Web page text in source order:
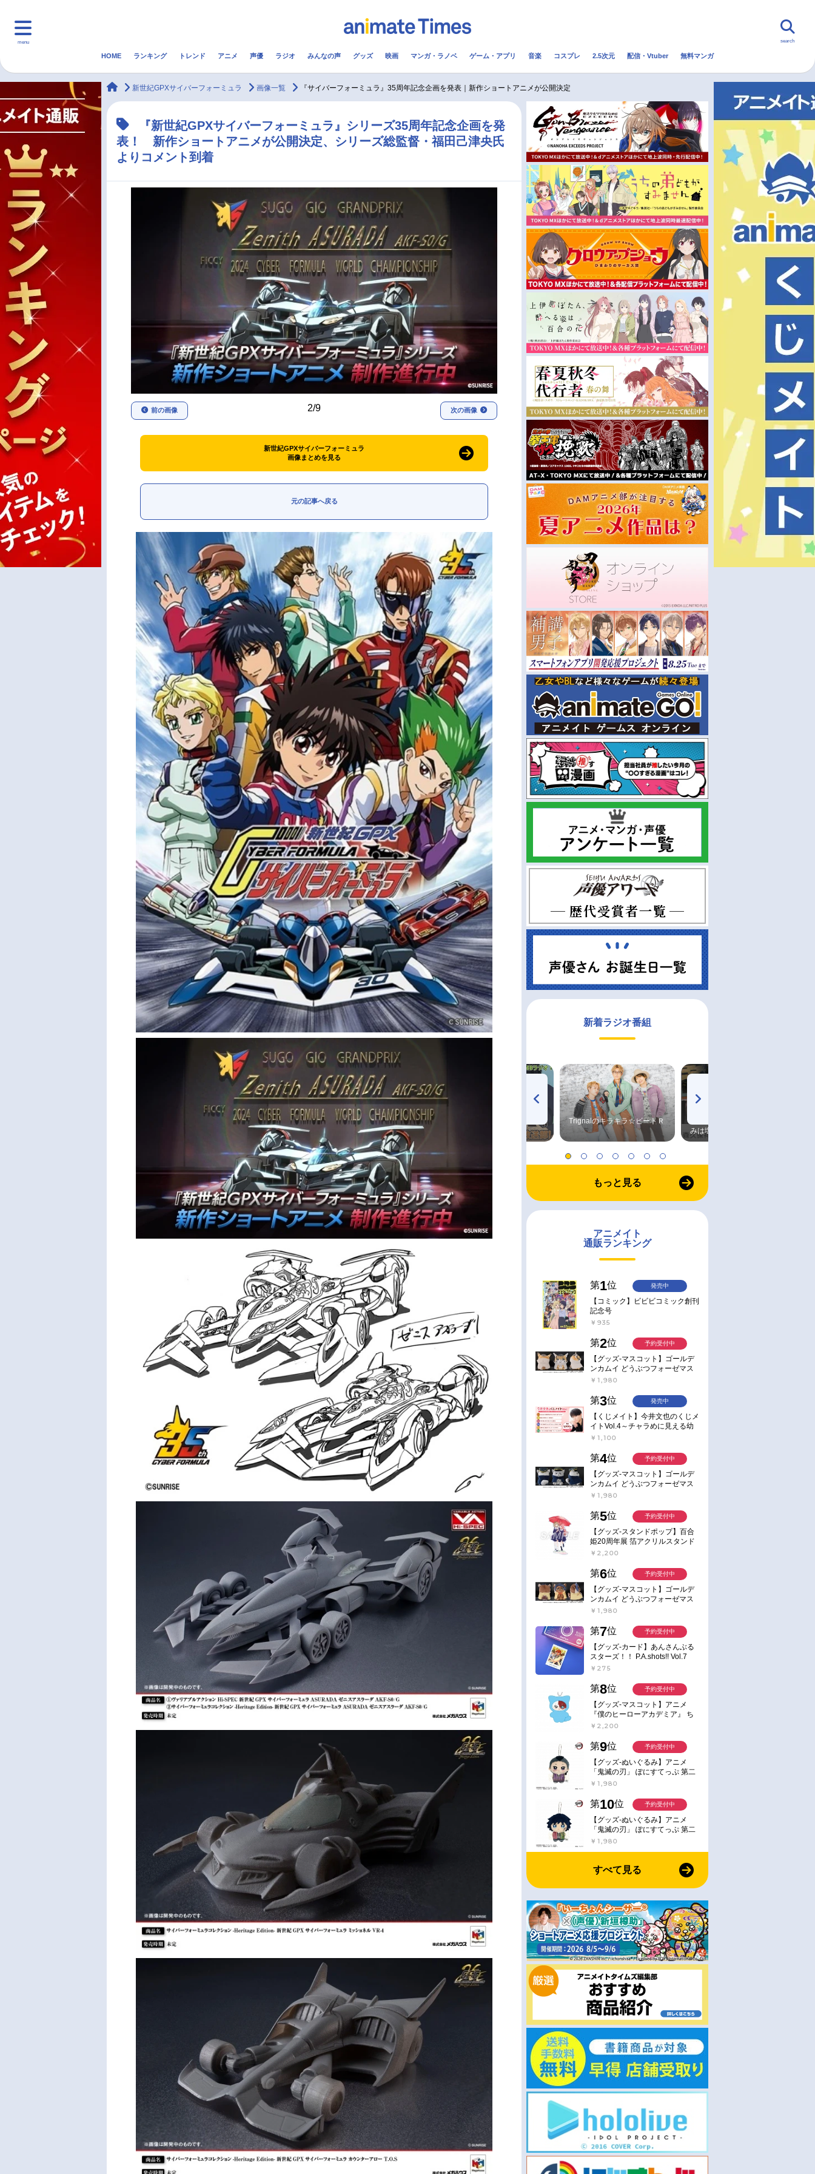
menu
マンガ・ラノベ ゲーム・アプリ 音楽 コスプレ 2.5次元 配信・Vtuber トレンド 無料マンガ
最新記事一覧
声優記事一覧 男性声優/女性声優一覧
今期アニメ曜日別一覧 秋アニメ
冬アニメ
FOLLOW US
search
HOME ランキング トレンド アニメ 声優 ラジオ みんなの声 グッズ 映画 マンガ・ラノベ ゲーム・アプリ 音楽 コスプレ 2.5次元 配信・Vtuber 無料マンガ
animateTimes
新世紀GPXサイバーフォーミュラ 画像一覧 『サイバーフォーミュラ』35周年記念企画を発表｜新作ショートアニメが公開決定
『新世紀GPXサイバーフォーミュラ』シリーズ35周年記念企画を発
表！ 新作ショートアニメが公開決定、シリーズ総監督・福田己津央氏
よりコメント到着
2/9
前の画像 次の画像
新世紀GPXサイバーフォーミュラ
画像まとめを見る
元の記事へ戻る
新着ラジオ番組
TVアニメ『戦隊大失格』
radio 大直会 2nd season
Trignalのキラキラ☆ビートＲ
みは塩だけ
もっと見る
アニメイト
通販ランキング
第1位
【コミック】ビビビコミック創刊
記念号
￥935
発売中
第2位
【グッズ-マスコット】ゴールデ
ンカムイ どうぶつフォーゼマス
コット 4.尾形百之助【再販】
￥1,980
予約受付中
第3位
【くじメイト】今井文也のくじメ
イトVol.4～チャラめに見える幼
馴染、実は一途で独占欲が強いん
￥1,100
発売中
第4位
【グッズ-マスコット】ゴールデ
ンカムイ どうぶつフォーゼマス
コット 5.月島軍曹【再販】
￥1,980
予約受付中
第5位
【グッズ-スタンドポップ】百合
姫20周年展 箔アクリルスタンド
E：あおのなち
￥2,200
予約受付中
第6位
【グッズ-マスコット】ゴールデ
ンカムイ どうぶつフォーゼマス
コット 6.鯉登少尉【再販】
￥1,980
予約受付中
第7位
【グッズ-カード】あんさんぶる
スターズ！！ P.A.shots!! Vol.7
Action
￥275
予約受付中
第8位
【グッズ-マスコット】アニメ
『僕のヒーローアカデミア』 ち
みけもますこっと 7.轟凍焦
￥2,200
予約受付中
第9位
【グッズ-ぬいぐるみ】アニメ
「鬼滅の刃」 ぽにすてっぷ 第二
弾 不死川 玄弥
￥1,980
予約受付中
第10位
【グッズ-ぬいぐるみ】アニメ
「鬼滅の刃」 ぽにすてっぷ 第二
弾 冨岡 義勇
￥1,980
予約受付中
すべて見る